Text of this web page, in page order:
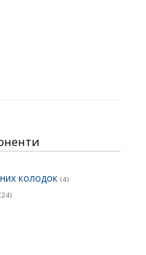
колодок (4)
(24)